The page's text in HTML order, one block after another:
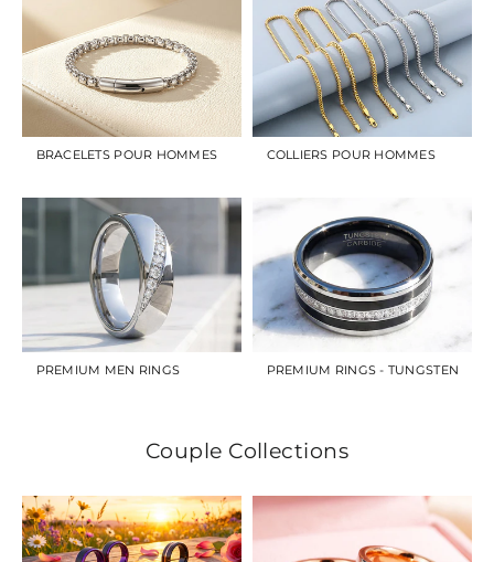
BRACELETS POUR HOMMES COLLIERS POUR HOMMES
PREMIUM MEN RINGS PREMIUM RINGS - TUNGSTEN
Couple Collections